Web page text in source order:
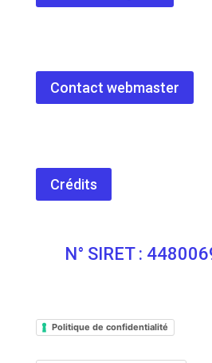
Contact webmaster
Crédits
N° SIRET :
Politique de confidentialité